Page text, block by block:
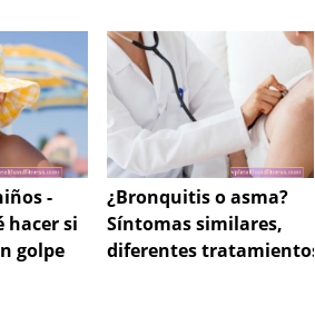
-
hacer si
golpe
¿Bronquitis o asma?
Síntomas similares,
diferentes tratamientos.